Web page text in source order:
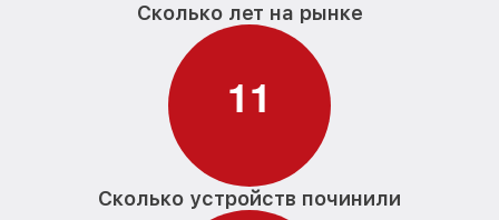
Сколько лет на рынке
11
Сколько устройств починили